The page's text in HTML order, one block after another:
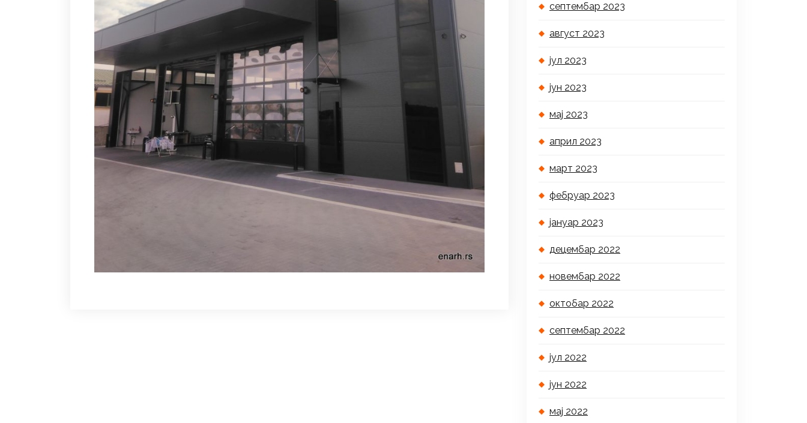
септембар 2023
август 2023
јул 2023
јун 2023
мај 2023
април 2023
март 2023
фебруар 2023
јануар 2023
децембар 2022
новембар 2022
октобар 2022
септембар 2022
јул 2022
јун 2022
мај 2022